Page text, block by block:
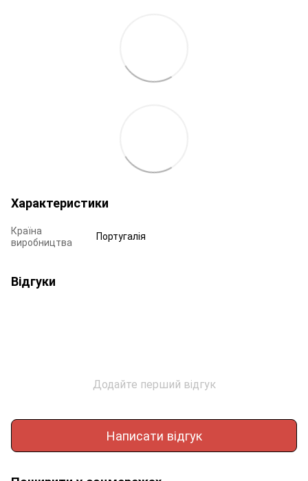
Характеристики
Країна
виробництва
Португалія
Відгуки
Додайте перший відгук
Написати відгук